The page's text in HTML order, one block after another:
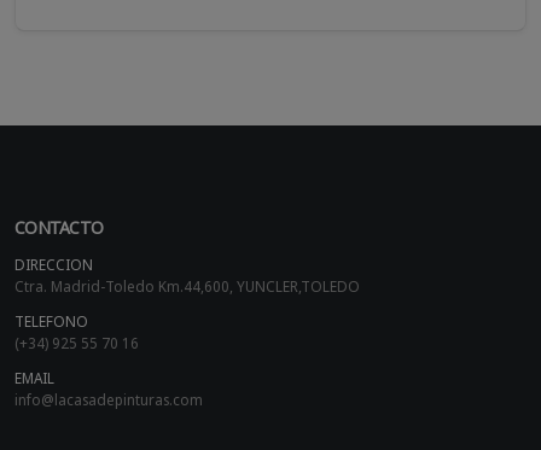
CONTACTO
DIRECCION
Ctra. Madrid-Toledo Km.44,600, YUNCLER,TOLEDO
TELEFONO
(+34) 925 55 70 16
EMAIL
info@lacasadepinturas.com